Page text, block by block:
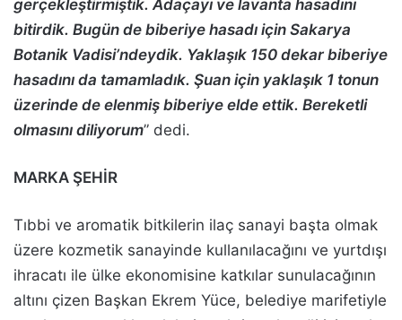
gerçekleştirmiştik. Adaçayı ve lavanta hasadını
bitirdik. Bugün de biberiye hasadı için Sakarya
Botanik Vadisi’ndeydik. Yaklaşık 150 dekar biberiye
hasadını da tamamladık. Şuan için yaklaşık 1 tonun
üzerinde de elenmiş biberiye elde ettik. Bereketli
olmasını diliyorum” dedi.
MARKA ŞEHİR
Tıbbi ve aromatik bitkilerin ilaç sanayi başta olmak
üzere kozmetik sanayinde kullanılacağını ve yurtdışı
ihracatı ile ülke ekonomisine katkılar sunulacağının
altını çizen Başkan Ekrem Yüce, belediye marifetiyle